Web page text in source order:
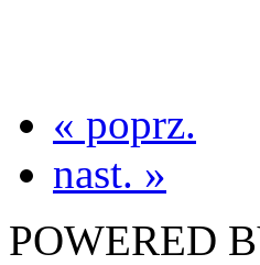
« poprz.
nast. »
POWERED